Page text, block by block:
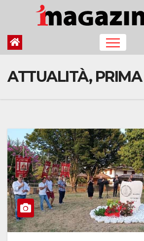
contenuto
ATTUALITÀ,